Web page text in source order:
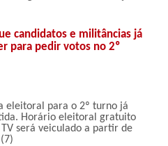
candidatos e militâncias já
para pedir votos no 2º
eleitoral para o 2º turno já
Horário eleitoral gratuito
será veiculado a partir de